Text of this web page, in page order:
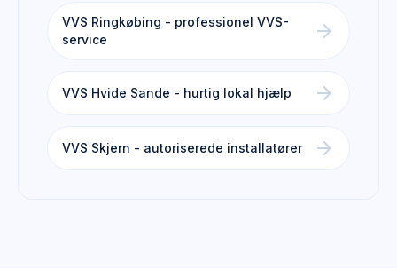
VVS Ringkøbing - professionel VVS-
service
arrow_forward
VVS Hvide Sande - hurtig lokal hjælp arrow_forward
VVS Skjern - autoriserede installatører arrow_forward